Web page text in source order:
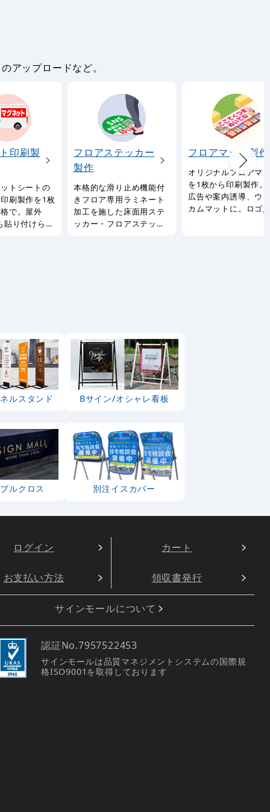
アップロードなど。
印刷製
トシートの
刷製作を1枚
で。屋外
貼り付けられ
フロアステッカー
製作
本格的な滑り止め機能付
きフロア専用ラミネート
加工を施した床面用ステ
ッカー・フロアステッカ
フロアマット製作
オリジナルフロアマ
を1枚から印刷製作。
広告や案内誘導、ウ
カムマットに。ロゴ
ルスタンド Bサイン/オシャレ看板
ルクロス 別注イスカバー
ログイン カート
お支払い方法 領収書発行
サインモールについて
認証No.7957522453
サインモールは品質マネジメントシステムの国際規
格ISO9001を取得しております